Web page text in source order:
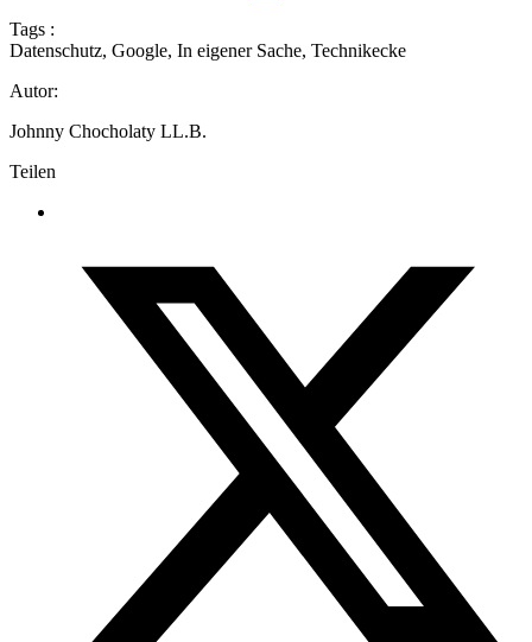
Tags :
Datenschutz, Google, In eigener Sache, Technikecke
Autor:
Johnny Chocholaty LL.B.
Teilen